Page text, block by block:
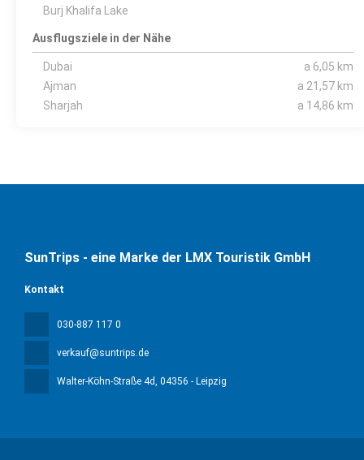
Burj Khalifa Lake
Ausflugsziele in der Nähe
Dubai
a 6,05 km
Ajman
a 21,57 km
Sharjah
a 14,86 km
SunTrips - eine Marke der LMX Touristik GmbH
Kontakt
030-887 117 0
verkauf@suntrips.de
Walter-Köhn-Straße 4d, 04356 - Leipzig